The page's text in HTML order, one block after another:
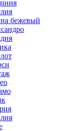
бежевый